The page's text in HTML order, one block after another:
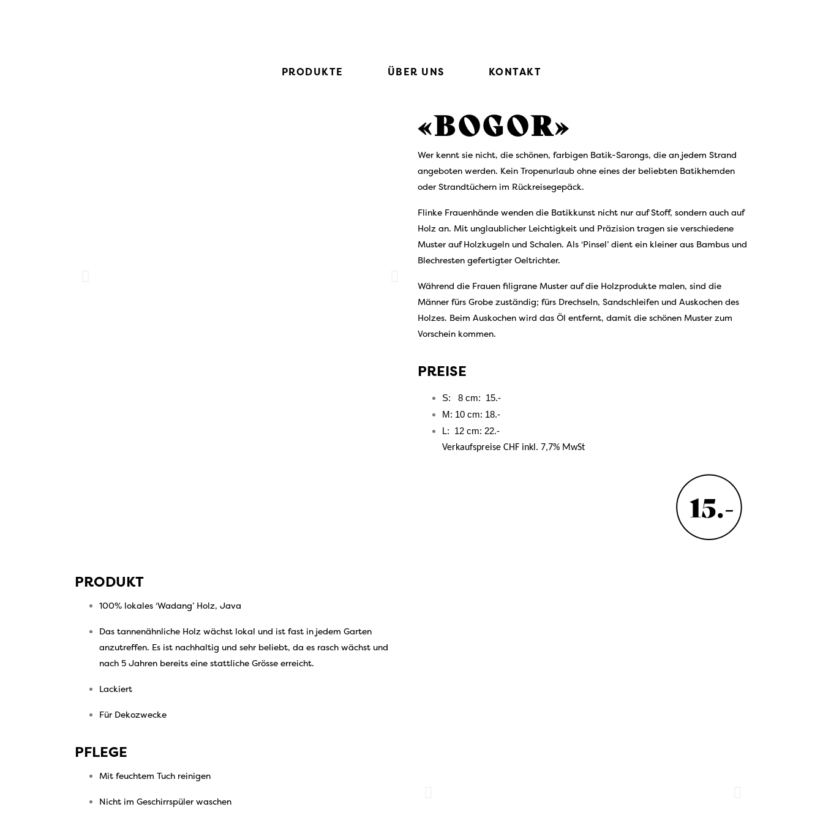
PRODUKTE ÜBER UNS KONTAKT
«BOGOR»
Wer kennt sie nicht, die schönen, farbigen Batik-Sarongs, die an jedem Strand
angeboten werden. Kein Tropenurlaub ohne eines der beliebten Batikhemden
oder Strandtüchern im Rückreisegepäck.
Flinke Frauenhände wenden die Batikkunst nicht nur auf Stoff, sondern auch auf
Holz an. Mit unglaublicher Leichtigkeit und Präzision tragen sie verschiedene
Muster auf Holzkugeln und Schalen. Als ‘Pinsel’ dient ein kleiner aus Bambus und
Blechresten gefertigter Oeltrichter.
Während die Frauen filigrane Muster auf die Holzprodukte malen, sind die
Männer fürs Grobe zuständig; fürs Drechseln, Sandschleifen und Auskochen des
Holzes. Beim Auskochen wird das Öl entfernt, damit die schönen Muster zum
Vorschein kommen.
PREISE
S: 8 cm: 15.-
M: 10 cm: 18.-
L: 12 cm: 22.-
Verkaufspreise CHF inkl. 7,7% MwSt
15.-
PRODUKT
100% lokales ‘Wadang’ Holz, Java
Das tannenähnliche Holz wächst lokal und ist fast in jedem Garten
anzutreffen. Es ist nachhaltig und sehr beliebt, da es rasch wächst und
nach 5 Jahren bereits eine stattliche Grösse erreicht.
Lackiert
Für Dekozwecke
PFLEGE
Mit feuchtem Tuch reinigen
Nicht im Geschirrspüler waschen